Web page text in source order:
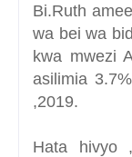
Bi.Ruth
wa bei wa
kwa mwezi
asilimia
,2019.
Hata hivyo